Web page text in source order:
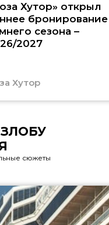
Хутор» открыл
бронирование
сезона –
2027
Хутор
сюжеты